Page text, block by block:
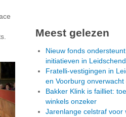
Meest gelezen
Nieuw fonds
initiatieven in
Fratelli-vestigingen in
en Voorburg onverwacht
Bakker Klink is failliet:
winkels onzeker
Jarenlange celstraf voor